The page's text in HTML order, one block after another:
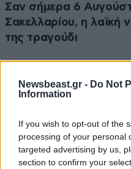
Newsbeast.gr - Do Not
Information
If you wish to opt-out of the
processing of your personal
targeted advertising by us,
section to confirm your
Σαν σήμερα 6
Σακελλαρίου, η λαϊκή
της τραγούδι